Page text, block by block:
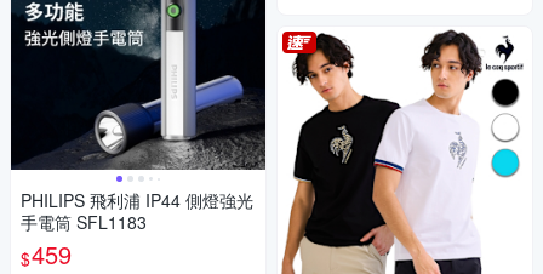
PHILIPS 飛利浦 IP44 側燈強光
手電筒 SFL1183
$459